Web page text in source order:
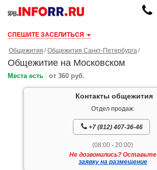
СПЕШИТЕ ЗАСЕЛИТЬСЯ
Общежития Общежития Санкт-Петербурга
Общежитие на Московском
Места есть от 360 руб.
Контакты общежития
Отдел продаж:
+7 (812) 407-36-46
(08:00 - 20:00)
Не дозвонились? Оставьте
заявку на размещение